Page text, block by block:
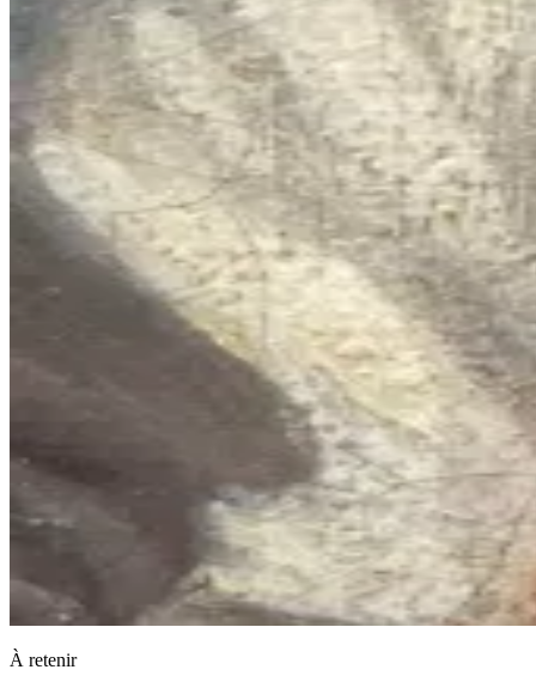
À retenir